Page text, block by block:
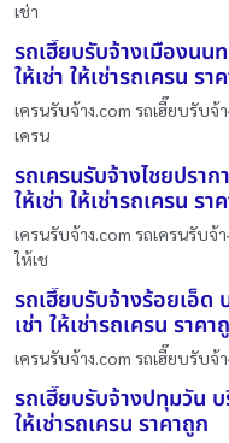
เช่า
รถเฮี๊ยบรับจ้างเมืองนน
ให้เช่า ให้เช่ารถเครน รา
เครนรับจ้าง.com รถเฮี๊ยบรับจ้
เครน
รถเครนรับจ้างไชยปรา
ให้เช่า ให้เช่ารถเครน รา
เครนรับจ้าง.com รถเครนรับจ้
ให้เช
รถเฮี๊ยบรับจ้างร้อยเอ็ด
เช่า ให้เช่ารถเครน ราคา
เครนรับจ้าง.com รถเฮี๊ยบรับจ้
รถเฮี๊ยบรับจ้างปทุมวัน บ
ให้เช่ารถเครน ราคาถูก